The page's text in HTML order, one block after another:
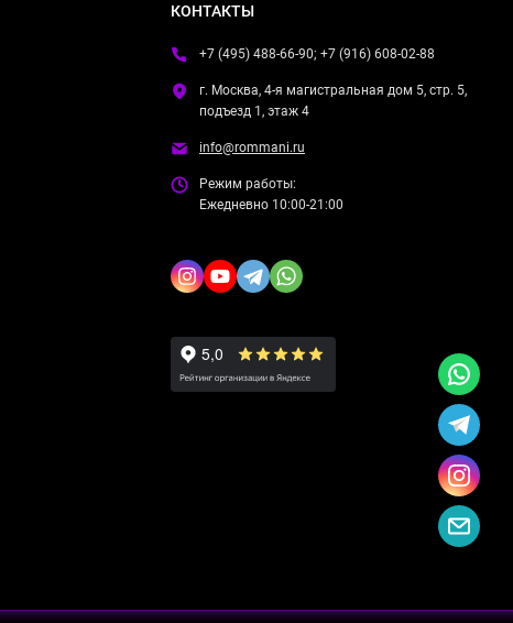
КОНТАКТЫ
+7 (495) 488-66-90; +7 (916) 608-02-88
г. Москва, 4-я магистральная дом 5, стр. 5,
подъезд 1, этаж 4
info@rommani.ru
Режим работы:
Ежедневно 10:00-21:00